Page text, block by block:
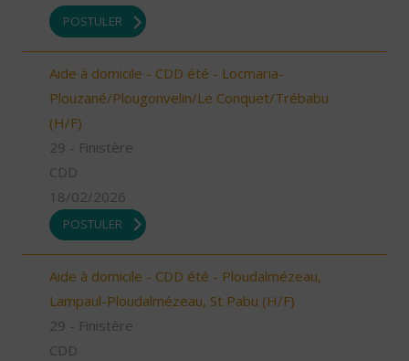
POSTULER
Aide à domicile - CDD été - Locmaria-
Plouzané/Plougonvelin/Le Conquet/Trébabu
(H/F)
29 - Finistère
CDD
18/02/2026
POSTULER
Aide à domicile - CDD été - Ploudalmézeau,
Lampaul-Ploudalmézeau, St Pabu (H/F)
29 - Finistère
CDD